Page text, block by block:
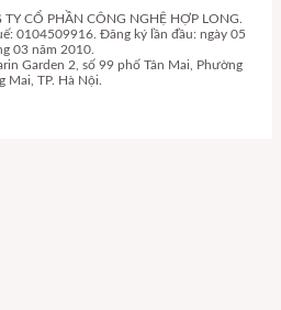
CỔ PHẦN CÔNG NGHỆ HỢP LONG.
0104509916. Đăng ký lần đầu: ngày 05
03 năm 2010.
Garden 2, số 99 phố Tân Mai, Phường
Mai, TP. Hà Nội.